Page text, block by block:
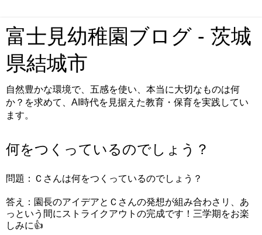
富士見幼稚園ブログ - 茨城
県結城市
自然豊かな環境で、五感を使い、本当に大切なものは何
か？を求めて、AI時代を見据えた教育・保育を実践してい
ます。
何をつくっているのでしょう？
問題：Ｃさんは何をつくっているのでしょう？
答え：園長のアイデアとＣさんの発想が組み合わさリ、あ
っという間にストライクアウトの完成です！三学期をお楽
しみに👍